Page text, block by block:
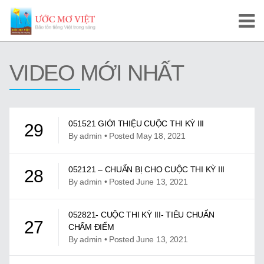
Cuộc Thi Ước Mơ Việt
Hướng Dẫn
Tài Liệu Học Tập
Video Tự Học và Dạy Tiếng Việt
Video Đọc Truyện
Video Tiếng Việt, Sử Việt
VIDEO MỚI NHẤT
29
051521 GIỚI THIỆU CUỘC THI KỲ III
By admin • Posted May 18, 2021
28
052121 – CHUẨN BỊ CHO CUỘC THI KỲ III
By admin • Posted June 13, 2021
27
052821- CUỘC THI KỲ III- TIÊU CHUẨN
CHẤM ĐIỂM
By admin • Posted June 13, 2021